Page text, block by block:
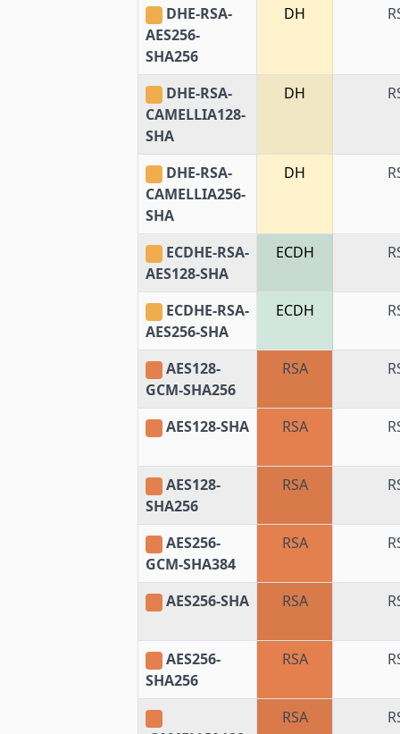
DHE-RSA-
AES256-
SHA256
DH
DHE-RSA-
CAMELLIA128-
SHA
DH
DHE-RSA-
CAMELLIA256-
SHA
DH
ECDHE-RSA-
AES128-SHA
ECDH
ECDHE-RSA-
AES256-SHA
ECDH
AES128-
GCM-SHA256
RSA
AES128-SHA RSA
AES128-
SHA256
RSA
AES256-
GCM-SHA384
RSA
AES256-SHA RSA
AES256-
SHA256
RSA
RSA